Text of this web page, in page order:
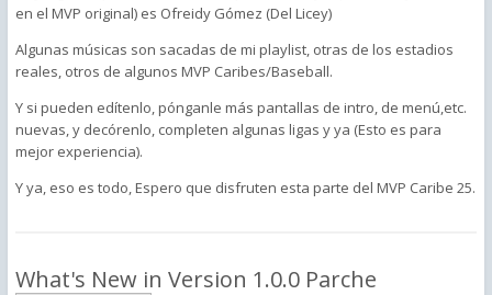
en el MVP original) es Ofreidy Gómez (Del Licey)
Algunas músicas son sacadas de mi playlist, otras de los estadios
reales, otros de algunos MVP Caribes/Baseball.
Y si pueden edítenlo, pónganle más pantallas de intro, de menú,etc.
nuevas, y decórenlo, completen algunas ligas y ya (Esto es para
mejor experiencia).
Y ya, eso es todo, Espero que disfruten esta parte del MVP Caribe 25.
What's New in Version 1.0.0 Parche